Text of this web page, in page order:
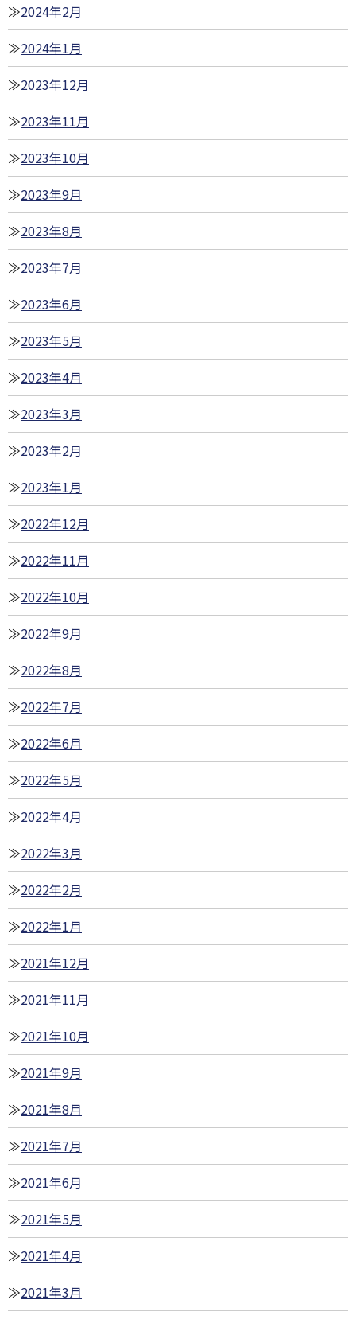
2024年2月
2024年1月
2023年12月
2023年11月
2023年10月
2023年9月
2023年8月
2023年7月
2023年6月
2023年5月
2023年4月
2023年3月
2023年2月
2023年1月
2022年12月
2022年11月
2022年10月
2022年9月
2022年8月
2022年7月
2022年6月
2022年5月
2022年4月
2022年3月
2022年2月
2022年1月
2021年12月
2021年11月
2021年10月
2021年9月
2021年8月
2021年7月
2021年6月
2021年5月
2021年4月
2021年3月